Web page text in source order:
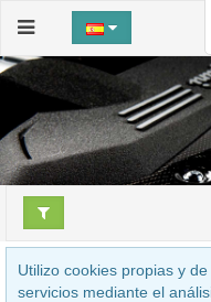
Utilizo cookies propias y
servicios mediante el